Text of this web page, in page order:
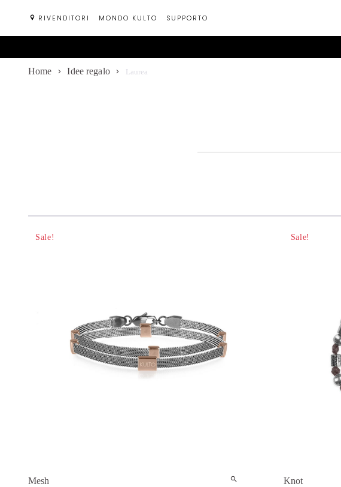
RIVENDITORI MONDO KULTO SUPPORTO
Home Idee regalo Laurea
Sale!
Mesh
Sale!
Knot